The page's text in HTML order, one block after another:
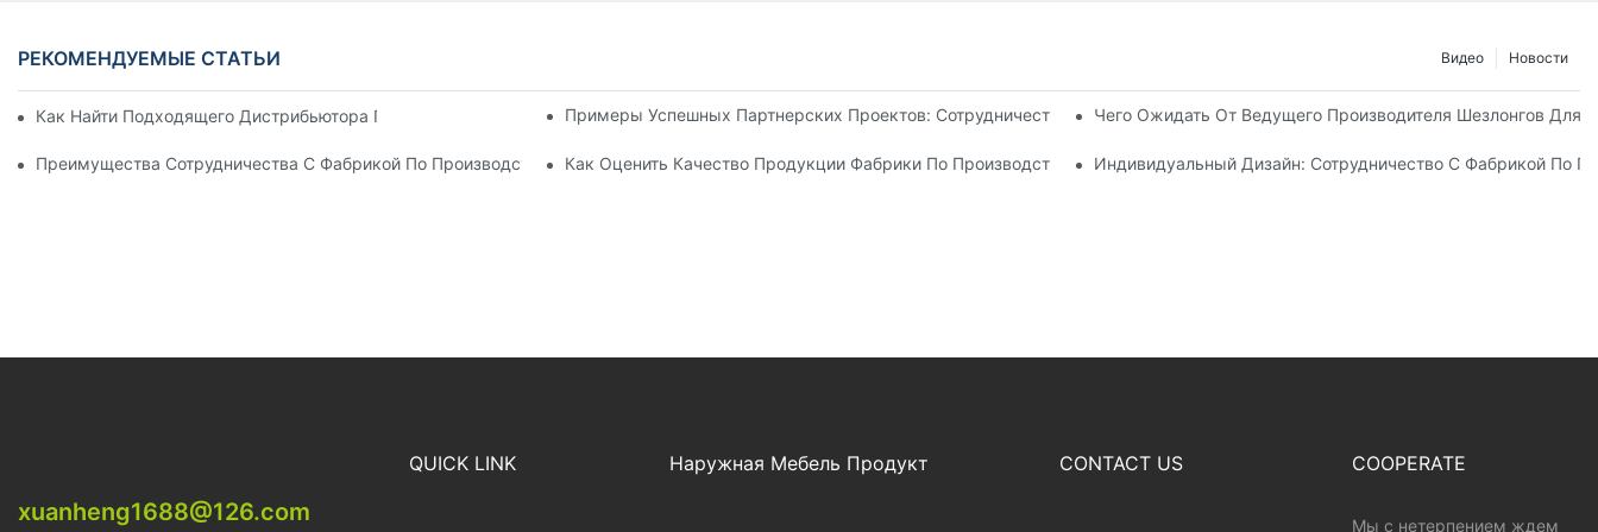
РЕКОМЕНДУЕМЫЕ СТАТЬИ Новости
Видео
Как Найти Подходящего Дистрибьютора Пляжных Зонтов Для Нужд Вашего БизнесаПримеры Успешных Партнерских Проектов: Сотрудничество С Дистрибьюторами Пляжных Зонтов
Чего Ожидать От Ведущего Производителя Шезлонгов Для
Преимущества Сотрудничества С Фабрикой По Производству Шезлонгов Для Отдыха На Открытом Воздухе.Как Оценить Качество Продукции Фабрики По Производству Шезлонгов Для Отдыха На Открытом Воздухе
Индивидуальный Дизайн: Сотрудничество С Фабрикой По
xuanheng1688@126.com
QUICK LINK Наружная Мебель Продукт CONTACT US COOPERATE
Мы с нетерпением ждем